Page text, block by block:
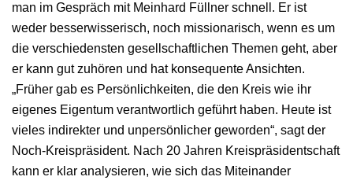
man im Gespräch mit Meinhard Füllner schnell. Er ist
weder besserwisserisch, noch missionarisch, wenn es um
die verschiedensten gesellschaftlichen Themen geht, aber
er kann gut zuhören und hat konsequente Ansichten.
„Früher gab es Persönlichkeiten, die den Kreis wie ihr
eigenes Eigentum verantwortlich geführt haben. Heute ist
vieles indirekter und unpersönlicher geworden“, sagt der
Noch-Kreispräsident. Nach 20 Jahren Kreispräsidentschaft
kann er klar analysieren, wie sich das Miteinander